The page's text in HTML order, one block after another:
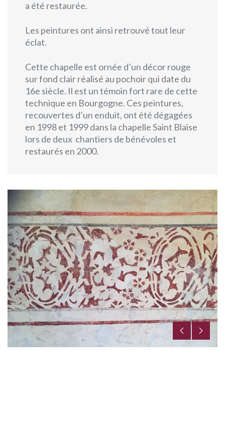
a été restaurée.
Les peintures ont ainsi retrouvé tout leur
éclat.
Cette chapelle est ornée d’un décor rouge
sur fond clair réalisé au pochoir qui date du
16e siècle. Il est un témoin fort rare de cette
technique en Bourgogne. Ces peintures,
recouvertes d’un enduit, ont été dégagées
en 1998 et 1999 dans la chapelle Saint Blaise
lors de deux chantiers de bénévoles et
restaurés en 2000.